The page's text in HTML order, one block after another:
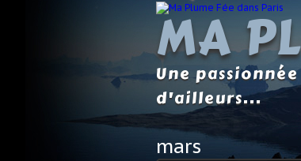
MA
Une
d'ailleurs...
mars